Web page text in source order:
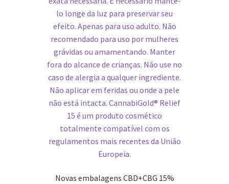
Novas embalagens CBD+CBG 15%